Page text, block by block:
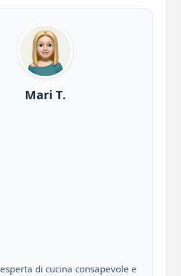
Mari T.
di cucina consapevole e